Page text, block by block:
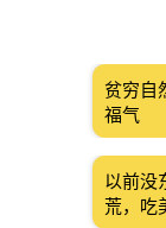
贫穷自
福气
以前没
荒，吃